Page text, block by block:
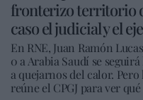
fronterizo territorio
caso el judicial y el
En RNE, Juan Ramón
0 a Arabia Saudí se
a quejarnos del calor.
reúne el CPGJ para ver